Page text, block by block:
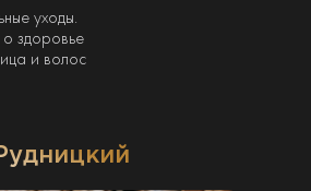
уходы.
здоровье
и волос